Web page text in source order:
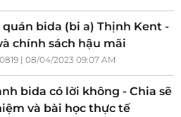
quán bida (bi a) Thịnh Kent -
chính sách hậu mãi
| 08/04/2023 09:07 AM
bida có lời không - Chia sẽ
và bài học thực tế